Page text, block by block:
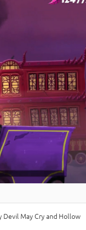
Devil May Cry and Hollow